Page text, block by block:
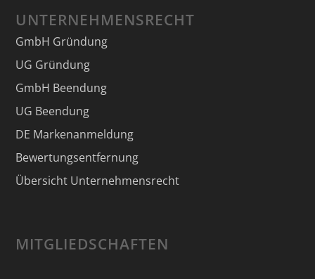
UNTERNEHMENSRECHT
GmbH Gründung
UG Gründung
GmbH Beendung
UG Beendung
DE Markenanmeldung
Bewertungsentfernung
Übersicht Unternehmensrecht
MITGLIEDSCHAFTEN